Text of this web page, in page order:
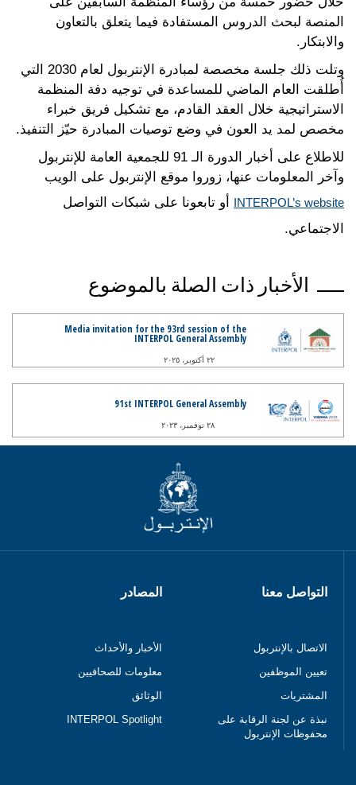
المنصة لبحث الدروس المستفادة فيما يتعلق بالتعاون
والابتكار.
وتلت ذلك جلسة مخصصة لمبادرة الإنتربول لعام 2030 التي
أُطلقت العام الماضي للمساعدة في توجيه دفة المنظمة
الاستراتيجية خلال العقد القادم، مع تشكيل فريق خبراء
مخصص لمد يد العون في وضع توصيات المبادرة حيّز التنفيذ.
للاطلاع على أخبار الدورة الـ 91 للجمعية العامة للإنتربول
وآخر المعلومات عنها، زوروا موقع الإنتربول على الويب
INTERPOL’s website
أو تابعونا على شبكات التواصل
الاجتماعي.
الأخبار ذات الصلة بالموضوع
Media invitation for the 93rd session of the
INTERPOL General Assembly
٢٢ أكتوبر، ٢٠٢٥
91st INTERPOL General Assembly
٢٨ نوفمبر، ٢٠٢٣
التواصل معنا
الاتصال بالإنتربول
تعيين الموظفين
المشتريات
نبذة عن لجنة الرقابة على
محفوظات الإنتربول
المصادر
الأخبار والأحداث
معلومات للصحافيين
الوثائق
INTERPOL Spotlight